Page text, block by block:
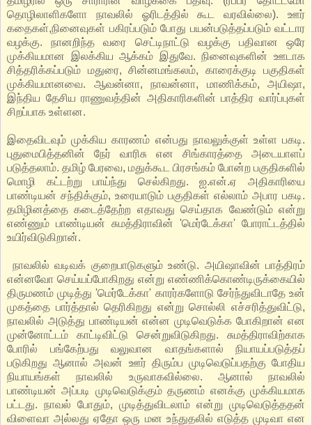
தொழிலாளிகளோ நாவலில் ஓரிடத்தில் கூட வரவில்லை). ஊர்
கதைகள்,நினைவுகள் பகிரப்படும் போது பயன்படுத்தப்படும் வட்டார
வழக்கு. நானறிந்த வரை செட்டிநாட்டு வழக்கு பதிவான ஒரே
முக்கியமான இலக்கிய ஆக்கம் இதுவே. நினைவுகளின் ஊடாக
சித்தரிக்கப்படும் மதுரை, சின்னமங்கலம், காரைக்குடி பகுதிகள்
முக்கியமானவை. ஆவன்னா, நாவன்னா, மாணிக்கம், அயிஷா,
இந்திய தேசிய ராணுவத்தின் அதிகாரிகளின் பாத்திர வார்ப்புகள்
சிறப்பாக உள்ளன.
இதைவிடவும் முக்கிய காரணம் என்பது நாவலுக்குள் உள்ள பகடி.
புதுமைபித்தனின் நேர் வாரிசு என சிங்காரத்தை அடையாளப்
படுத்தலாம். தமிழ் பேரவை, மதுக்கூட பிரசங்கம் போன்ற பகுதிகளில்
மொழி கட்டற்று பாய்ந்து செல்கிறது. ஐ.என்.ஏ அதிகாரியை
பாண்டியன் சந்திக்கும், உரையாடும் பகுதிகள் எல்லாம் அபார பகடி.
தமிழினத்தை கடைத்தேற்ற எதாவது செய்தாக வேண்டும் என்று
எண்ணும் பாண்டியன் சுமத்திராவின் 'மெர்டேக்கா' போராட்டத்தில்
உயிர்விடுகிறான்.
நாவலில் வடிவக் குறைபாடுகளும் உண்டு. அயிஷாவின் பாத்திரம்
என்னவோ செய்யப்போகிறது என்று எண்ணிக்கொண்டிருக்கையில்
திருமணம் முடித்து 'மெர்டேக்கா' காரர்களோடு சேர்ந்துவிடாதே உன்
முகத்தை பார்த்தால் தெரிகிறது என்று சொல்லி எச்சரித்துவிட்டு,
நாவலில் அடுத்து பாண்டியன் என்ன முடிவெடுக்க போகிறான் என
முன்னோட்டம் காட்டிவிட்டு சென்றுவிடுகிறது. சுமத்திராவிற்காக
போரில் பங்கேற்பது வலுவான வாதங்களால் நியாயப்படுத்தப்
படுகிறது ஆனால் அவன் ஊர் திரும்ப முடிவெடுப்பதற்கு போதிய
நியாயங்கள் நாவலில் உருவாகவில்லை. ஆனால் நாவலில்
பாண்டியன் அப்படி முடிவெடுக்கும் தருணம் எனக்கு முக்கியமாக
பட்டது. நாவல் போதும், முடித்துவிடலாம் என்று முடிவெடுத்ததன்
விளைவா அல்லது ஏதோ ஒரு மன உந்துதலில் எடுத்த முடிவா என